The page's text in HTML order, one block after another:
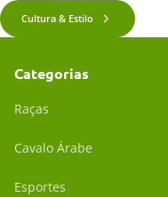
Cultura & Estilo
Categorias
Raças
Cavalo Árabe
Esportes